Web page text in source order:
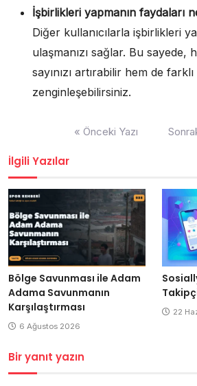
İşbirlikleri yapmanın faydaları
Diğer kullanıcılarla işbirlikleri
ulaşmanızı sağlar. Bu sayede,
sayınızı artırabilir hem de
zenginleşebilirsiniz.
« Önceki Yazı
İlgili Yazılar
Bölge Savunması ile Adam
Adama Savunmanın
Karşılaştırması
6 Ağustos 2026
22
Bir yanıt yazın